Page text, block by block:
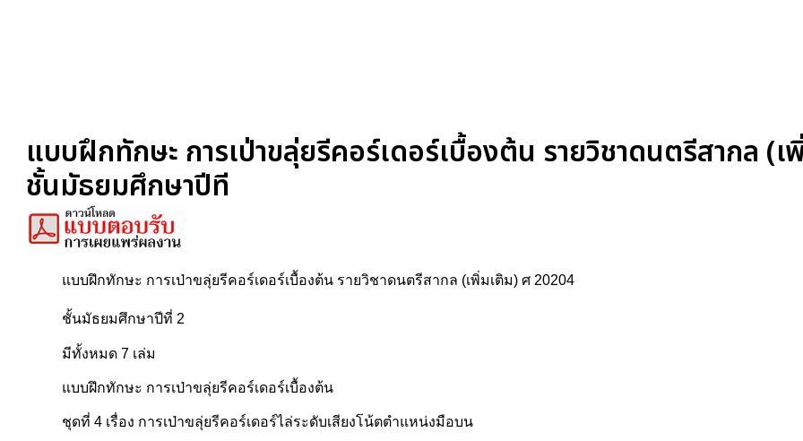
แบบฝึกทักษะ การเป่าขลุ่ยรีคอร์เดอร์เบื้องต้น รายวิชาดนตรีสากล (
ชั้นมัธยมศึกษาปีที
แบบฝึกทักษะ การเป่าขลุ่ยรีคอร์เดอร์เบื้องต้น รายวิชาดนตรีสากล (เพิ่มเติม) ศ 20204
ชั้นมัธยมศึกษาปีที่ 2
มีทั้งหมด 7 เล่ม
แบบฝึกทักษะ การเป่าขลุ่ยรีคอร์เดอร์เบื้องต้น
ชุดที่ 4 เรื่อง การเป่าขลุ่ยรีคอร์เดอร์ไล่ระดับเสียงโน้ตตำแหน่งมือบน